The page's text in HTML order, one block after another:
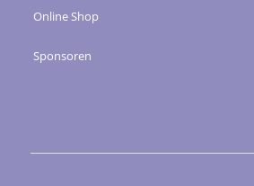
Online Shop
Sponsoren